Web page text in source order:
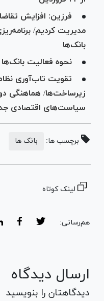
فرزین: افزایش
مدیریت کردیم/
بانک‌ها
نحوه فعالیت
تقویت تاب‌آوری
زیرساخت‌ها/ هماهنگی
سیاست‌های اقتصادی
برچسب ها: بانک ها
لینک کوتاه
هم‌رسانی:
ارسال دیدگاه
دیدگاهتان را بنویسید